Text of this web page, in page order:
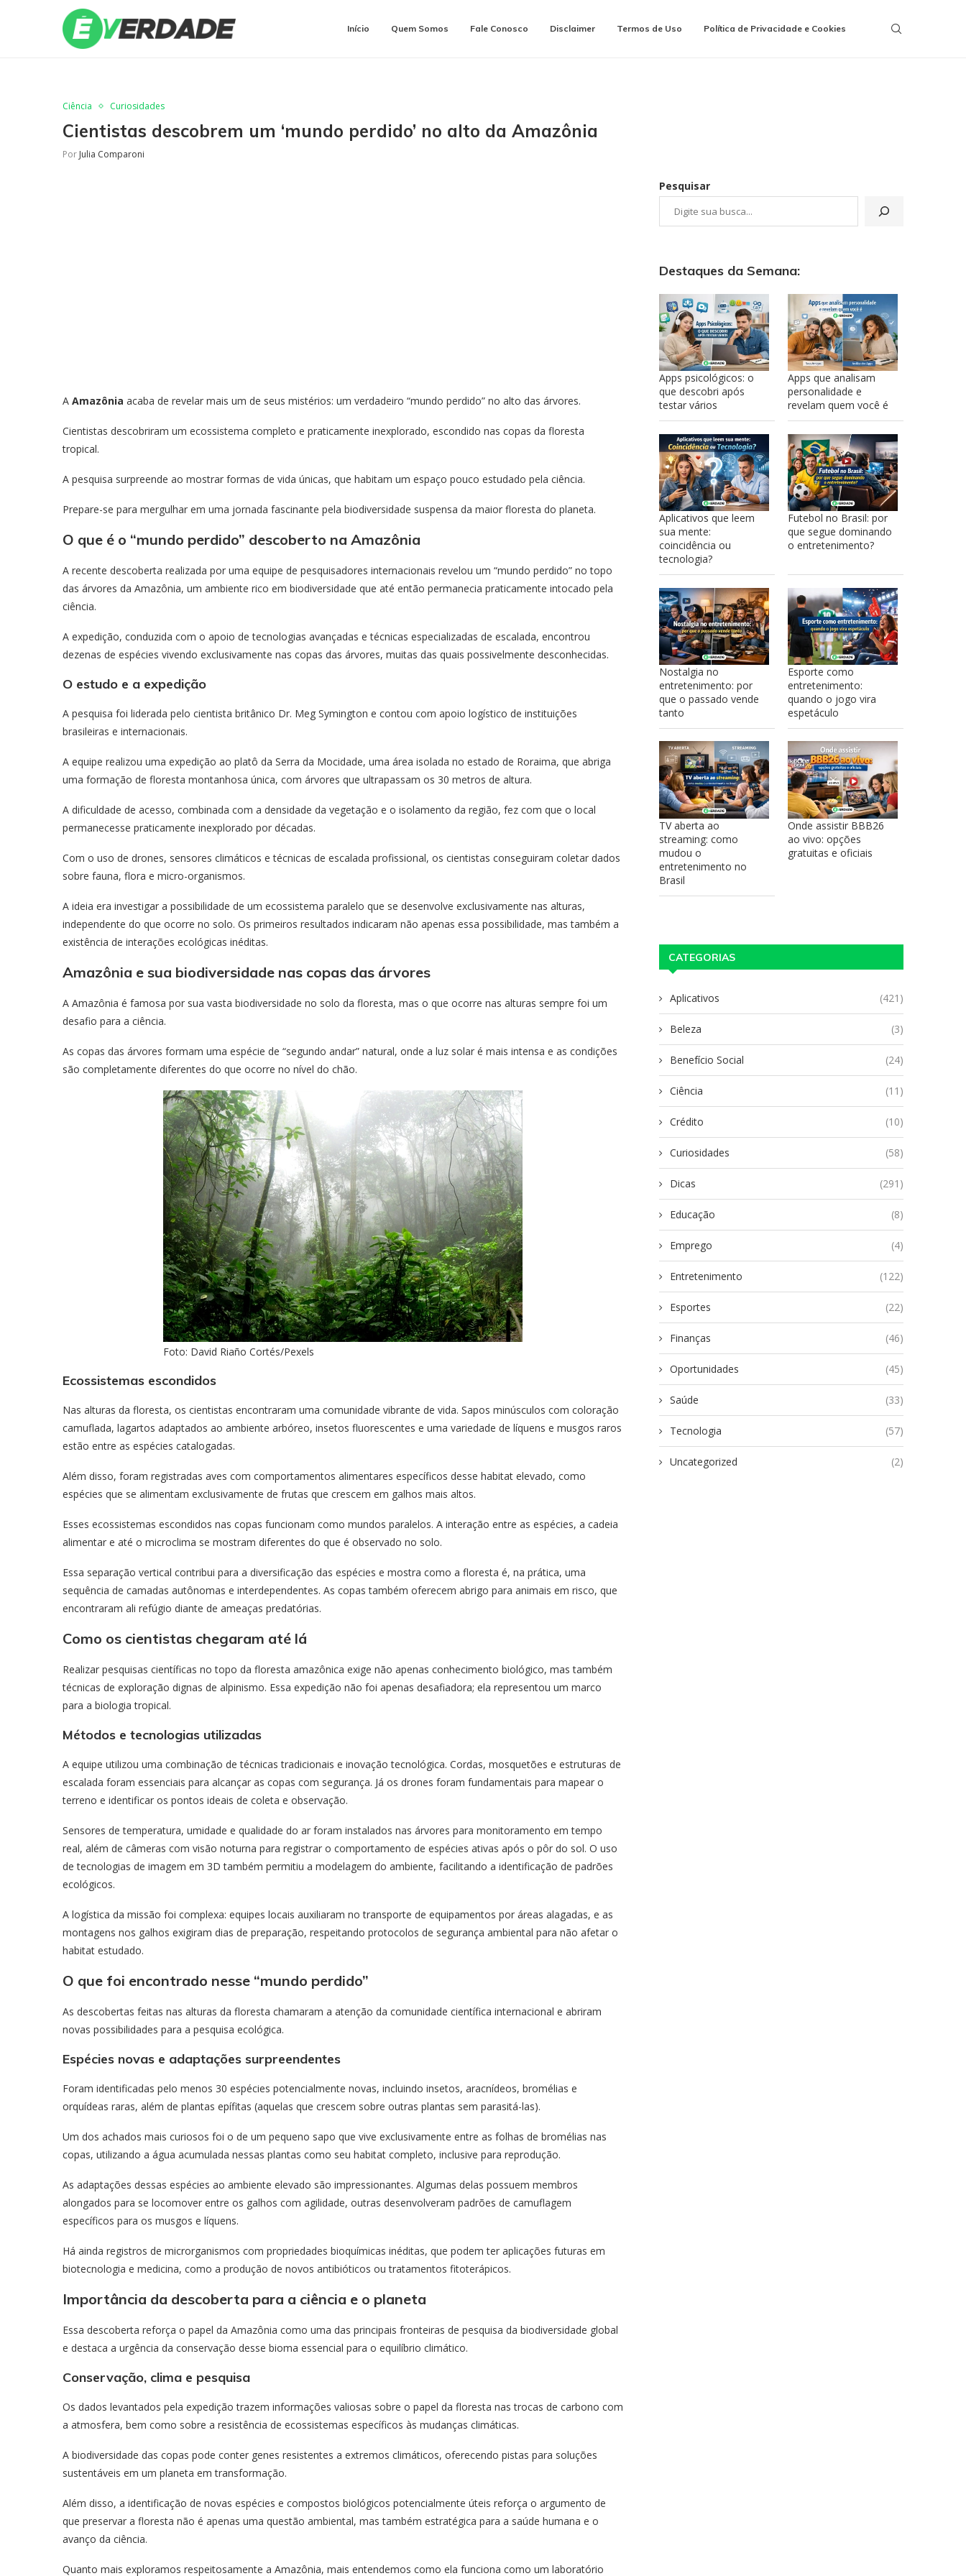
Início Quem Somos Fale Conosco Disclaimer Termos de Uso Política de Privacidade e Cookies
Ciência Curiosidades
Cientistas descobrem um ‘mundo perdido’ no alto da Amazônia
Por Julia Comparoni
A Amazônia acaba de revelar mais um de seus mistérios: um verdadeiro “mundo perdido” no alto das árvores.
Cientistas descobriram um ecossistema completo e praticamente inexplorado, escondido nas copas da floresta
tropical.
A pesquisa surpreende ao mostrar formas de vida únicas, que habitam um espaço pouco estudado pela ciência.
Prepare-se para mergulhar em uma jornada fascinante pela biodiversidade suspensa da maior floresta do planeta.
O que é o “mundo perdido” descoberto na Amazônia
A recente descoberta realizada por uma equipe de pesquisadores internacionais revelou um “mundo perdido” no topo
das árvores da Amazônia, um ambiente rico em biodiversidade que até então permanecia praticamente intocado pela
ciência.
A expedição, conduzida com o apoio de tecnologias avançadas e técnicas especializadas de escalada, encontrou
dezenas de espécies vivendo exclusivamente nas copas das árvores, muitas das quais possivelmente desconhecidas.
O estudo e a expedição
A pesquisa foi liderada pelo cientista britânico Dr. Meg Symington e contou com apoio logístico de instituições
brasileiras e internacionais.
A equipe realizou uma expedição ao platô da Serra da Mocidade, uma área isolada no estado de Roraima, que abriga
uma formação de floresta montanhosa única, com árvores que ultrapassam os 30 metros de altura.
A dificuldade de acesso, combinada com a densidade da vegetação e o isolamento da região, fez com que o local
permanecesse praticamente inexplorado por décadas.
Com o uso de drones, sensores climáticos e técnicas de escalada profissional, os cientistas conseguiram coletar dados
sobre fauna, flora e micro-organismos.
A ideia era investigar a possibilidade de um ecossistema paralelo que se desenvolve exclusivamente nas alturas,
independente do que ocorre no solo. Os primeiros resultados indicaram não apenas essa possibilidade, mas também a
existência de interações ecológicas inéditas.
Amazônia e sua biodiversidade nas copas das árvores
A Amazônia é famosa por sua vasta biodiversidade no solo da floresta, mas o que ocorre nas alturas sempre foi um
desafio para a ciência.
As copas das árvores formam uma espécie de “segundo andar” natural, onde a luz solar é mais intensa e as condições
são completamente diferentes do que ocorre no nível do chão.
Foto: David Riaño Cortés/Pexels
Ecossistemas escondidos
Nas alturas da floresta, os cientistas encontraram uma comunidade vibrante de vida. Sapos minúsculos com coloração
camuflada, lagartos adaptados ao ambiente arbóreo, insetos fluorescentes e uma variedade de líquens e musgos raros
estão entre as espécies catalogadas.
Além disso, foram registradas aves com comportamentos alimentares específicos desse habitat elevado, como
espécies que se alimentam exclusivamente de frutas que crescem em galhos mais altos.
Esses ecossistemas escondidos nas copas funcionam como mundos paralelos. A interação entre as espécies, a cadeia
alimentar e até o microclima se mostram diferentes do que é observado no solo.
Essa separação vertical contribui para a diversificação das espécies e mostra como a floresta é, na prática, uma
sequência de camadas autônomas e interdependentes. As copas também oferecem abrigo para animais em risco, que
encontraram ali refúgio diante de ameaças predatórias.
Como os cientistas chegaram até lá
Realizar pesquisas científicas no topo da floresta amazônica exige não apenas conhecimento biológico, mas também
técnicas de exploração dignas de alpinismo. Essa expedição não foi apenas desafiadora; ela representou um marco
para a biologia tropical.
Métodos e tecnologias utilizadas
A equipe utilizou uma combinação de técnicas tradicionais e inovação tecnológica. Cordas, mosquetões e estruturas de
escalada foram essenciais para alcançar as copas com segurança. Já os drones foram fundamentais para mapear o
terreno e identificar os pontos ideais de coleta e observação.
Sensores de temperatura, umidade e qualidade do ar foram instalados nas árvores para monitoramento em tempo
real, além de câmeras com visão noturna para registrar o comportamento de espécies ativas após o pôr do sol. O uso
de tecnologias de imagem em 3D também permitiu a modelagem do ambiente, facilitando a identificação de padrões
ecológicos.
A logística da missão foi complexa: equipes locais auxiliaram no transporte de equipamentos por áreas alagadas, e as
montagens nos galhos exigiram dias de preparação, respeitando protocolos de segurança ambiental para não afetar o
habitat estudado.
O que foi encontrado nesse “mundo perdido”
As descobertas feitas nas alturas da floresta chamaram a atenção da comunidade científica internacional e abriram
novas possibilidades para a pesquisa ecológica.
Espécies novas e adaptações surpreendentes
Foram identificadas pelo menos 30 espécies potencialmente novas, incluindo insetos, aracnídeos, bromélias e
orquídeas raras, além de plantas epífitas (aquelas que crescem sobre outras plantas sem parasitá-las).
Um dos achados mais curiosos foi o de um pequeno sapo que vive exclusivamente entre as folhas de bromélias nas
copas, utilizando a água acumulada nessas plantas como seu habitat completo, inclusive para reprodução.
As adaptações dessas espécies ao ambiente elevado são impressionantes. Algumas delas possuem membros
alongados para se locomover entre os galhos com agilidade, outras desenvolveram padrões de camuflagem
específicos para os musgos e líquens.
Há ainda registros de microrganismos com propriedades bioquímicas inéditas, que podem ter aplicações futuras em
biotecnologia e medicina, como a produção de novos antibióticos ou tratamentos fitoterápicos.
Importância da descoberta para a ciência e o planeta
Essa descoberta reforça o papel da Amazônia como uma das principais fronteiras de pesquisa da biodiversidade global
e destaca a urgência da conservação desse bioma essencial para o equilíbrio climático.
Conservação, clima e pesquisa
Os dados levantados pela expedição trazem informações valiosas sobre o papel da floresta nas trocas de carbono com
a atmosfera, bem como sobre a resistência de ecossistemas específicos às mudanças climáticas.
A biodiversidade das copas pode conter genes resistentes a extremos climáticos, oferecendo pistas para soluções
sustentáveis em um planeta em transformação.
Além disso, a identificação de novas espécies e compostos biológicos potencialmente úteis reforça o argumento de
que preservar a floresta não é apenas uma questão ambiental, mas também estratégica para a saúde humana e o
avanço da ciência.
Quanto mais exploramos respeitosamente a Amazônia, mais entendemos como ela funciona como um laboratório
Pesquisar
Destaques da Semana:
Apps psicológicos: o
que descobri após
testar vários
Apps que analisam
personalidade e
revelam quem você é
Aplicativos que leem
sua mente:
coincidência ou
tecnologia?
Futebol no Brasil: por
que segue dominando
o entretenimento?
Nostalgia no
entretenimento: por
que o passado vende
tanto
Esporte como
entretenimento:
quando o jogo vira
espetáculo
TV aberta ao
streaming: como
mudou o
entretenimento no
Brasil
Onde assistir BBB26
ao vivo: opções
gratuitas e oficiais
CATEGORIAS
Aplicativos (421)
Beleza (3)
Benefício Social (24)
Ciência (11)
Crédito (10)
Curiosidades (58)
Dicas (291)
Educação (8)
Emprego (4)
Entretenimento (122)
Esportes (22)
Finanças (46)
Oportunidades (45)
Saúde (33)
Tecnologia (57)
Uncategorized (2)